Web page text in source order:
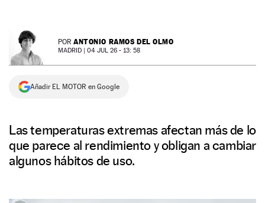
SERVICIOS
NEWSLETTER
SÍGUENOS
POR ANTONIO RAMOS DEL OLMO
MADRID | 04 JUL 26 - 13: 58
Añadir EL MOTOR en Google
Las temperaturas extremas afectan más de lo
que parece al rendimiento y obligan a cambiar
algunos hábitos de uso.